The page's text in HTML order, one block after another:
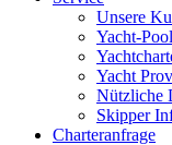
Unsere
Yacht-
Yacht
Nützliche
Skipper
Charteranfrage